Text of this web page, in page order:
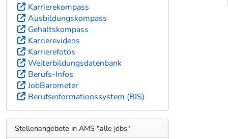
Karrierekompass
Ausbildungskompass
Gehaltskompass
Karrierevideos
Karrierefotos
Weiterbildungsdatenbank
Berufs-Infos
JobBarometer
Berufsinformationssystem (BIS)
Stellenangebote in AMS "alle jobs"